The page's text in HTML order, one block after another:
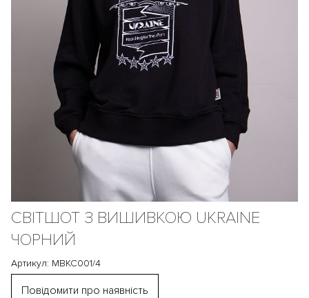
СВІТШОТ З ВИШИВКОЮ UKRAINE
ЧОРНИЙ
Артикул: MBKC001/4
Повідомити про наявність